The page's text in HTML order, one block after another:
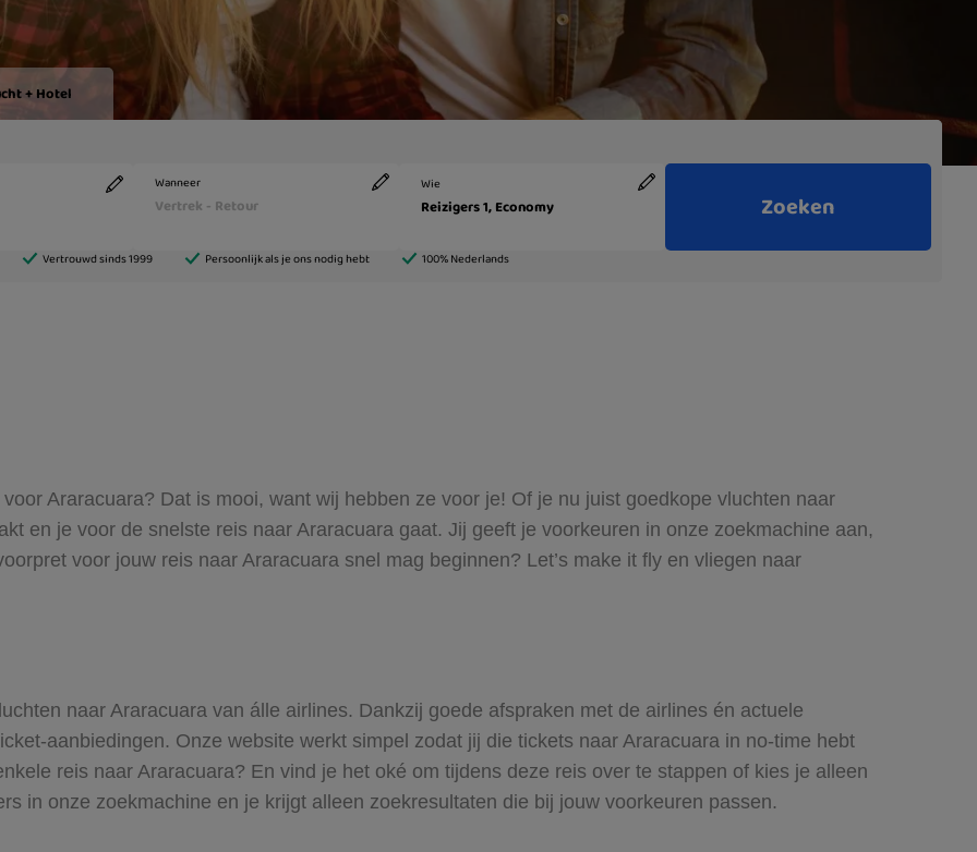
Araracuara? Dat is mooi, want wij hebben ze voor je! Of je nu juist goedkope vluchten naar
en je voor de snelste reis naar Araracuara gaat. Jij geeft je voorkeuren in onze zoekmachine aan,
voor jouw reis naar Araracuara snel mag beginnen? Let’s make it fly en vliegen naar
naar Araracuara van álle airlines. Dankzij goede afspraken met de airlines én actuele
aanbiedingen. Onze website werkt simpel zodat jij die tickets naar Araracuara in no-time hebt
reis naar Araracuara? En vind je het oké om tijdens deze reis over te stappen of kies je alleen
in onze zoekmachine en je krijgt alleen zoekresultaten die bij jouw voorkeuren passen.